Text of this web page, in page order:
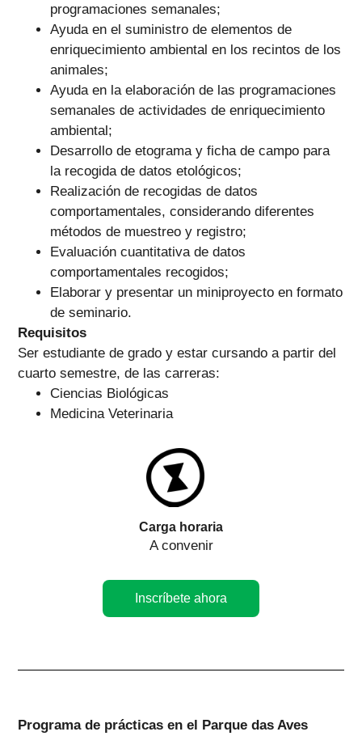
programaciones semanales;
Ayuda en el suministro de elementos de
enriquecimiento ambiental en los recintos de los
animales;
Ayuda en la elaboración de las programaciones
semanales de actividades de enriquecimiento
ambiental;
Desarrollo de etograma y ficha de campo para
la recogida de datos etológicos;
Realización de recogidas de datos
comportamentales, considerando diferentes
métodos de muestreo y registro;
Evaluación cuantitativa de datos
comportamentales recogidos;
Elaborar y presentar un miniproyecto en formato
de seminario.
Requisitos
Ser estudiante de grado y estar cursando a partir del
cuarto semestre, de las carreras:
Ciencias Biológicas
Medicina Veterinaria
Carga horaria
A convenir
Inscríbete ahora
Programa de prácticas en el Parque das Aves